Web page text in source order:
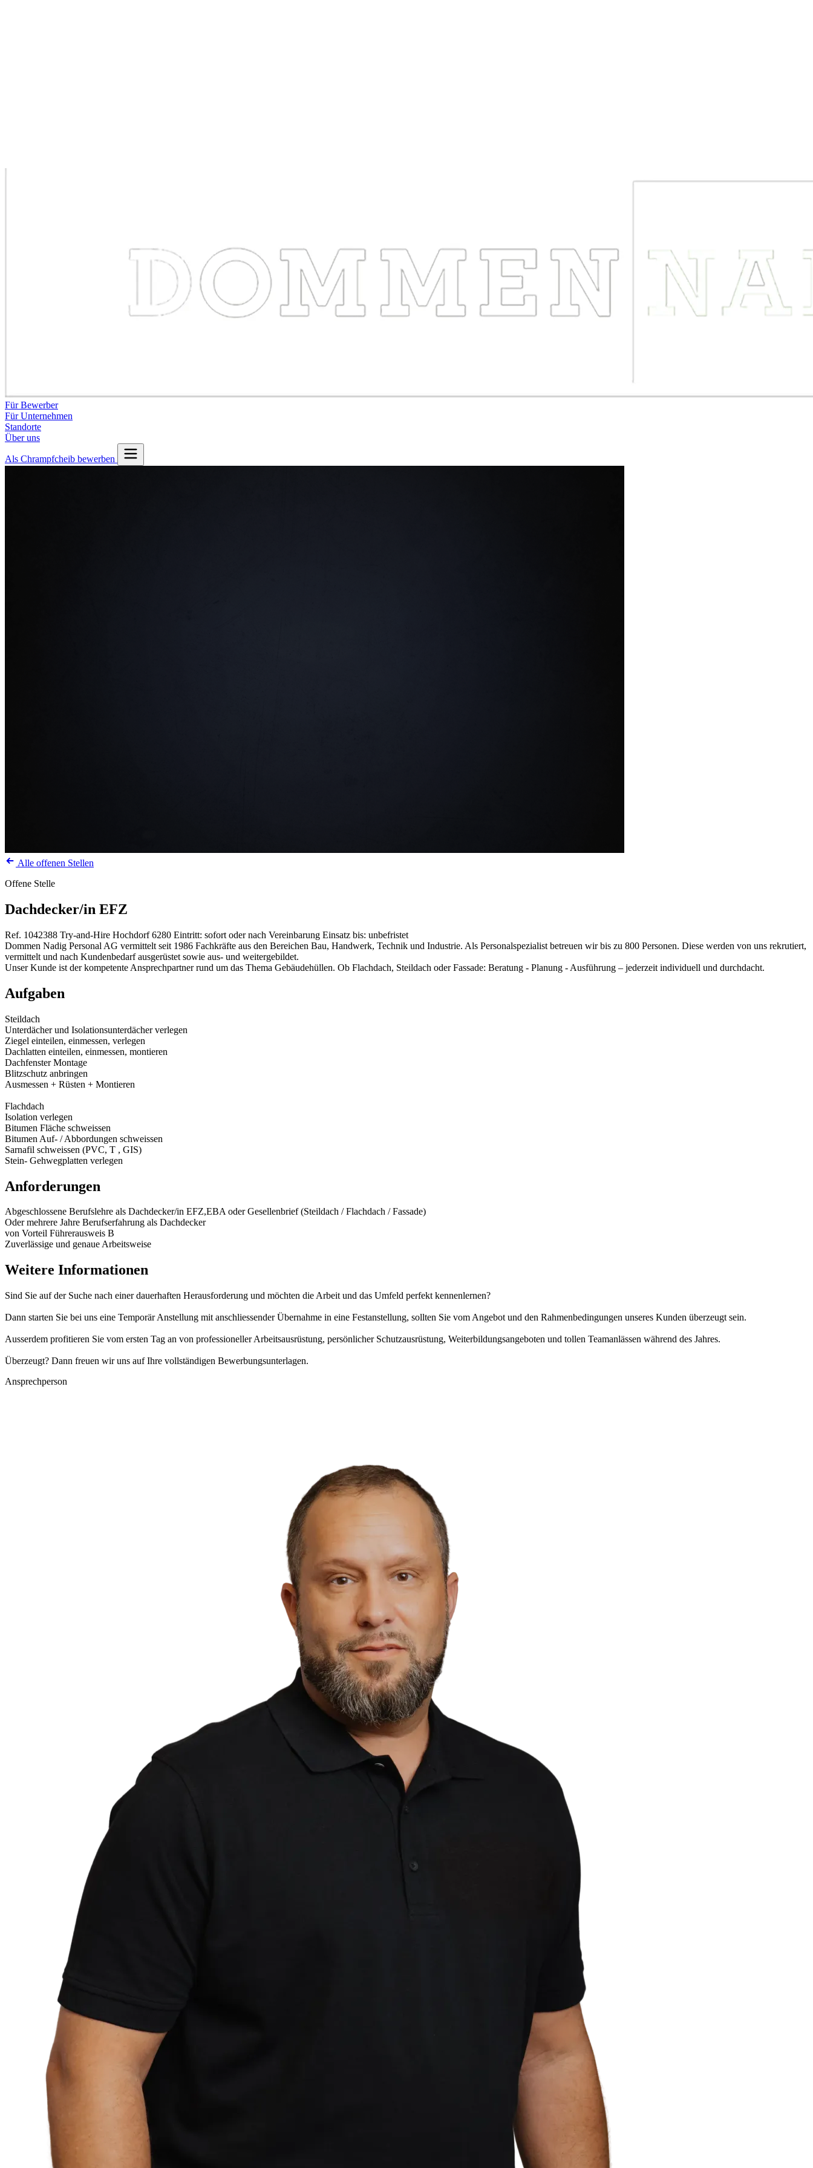
Für Bewerber
Für Unternehmen
Standorte
Über uns
Als Chrampfcheib bewerben
Alle offenen Stellen
Offene Stelle
Dachdecker/in EFZ
Ref. 1042388 Try-and-Hire Hochdorf 6280 Eintritt: sofort oder nach Vereinbarung Einsatz bis: unbefristet
Dommen Nadig Personal AG vermittelt seit 1986 Fachkräfte aus den Bereichen Bau, Handwerk, Technik und Industrie. Als Personalspezialist betreuen wir bis zu 800 Personen. Diese werden von uns rekrutiert,
vermittelt und nach Kundenbedarf ausgerüstet sowie aus- und weitergebildet.
Unser Kunde ist der kompetente Ansprechpartner rund um das Thema Gebäudehüllen. Ob Flachdach, Steildach oder Fassade: Beratung - Planung - Ausführung – jederzeit individuell und durchdacht.
Aufgaben
Steildach
Unterdächer und Isolationsunterdächer verlegen
Ziegel einteilen, einmessen, verlegen
Dachlatten einteilen, einmessen, montieren
Dachfenster Montage
Blitzschutz anbringen
Ausmessen + Rüsten + Montieren
Flachdach
Isolation verlegen
Bitumen Fläche schweissen
Bitumen Auf- / Abbordungen schweissen
Sarnafil schweissen (PVC, T , GIS)
Stein- Gehwegplatten verlegen
Anforderungen
Abgeschlossene Berufslehre als Dachdecker/in EFZ,EBA oder Gesellenbrief (Steildach / Flachdach / Fassade)
Oder mehrere Jahre Berufserfahrung als Dachdecker
von Vorteil Führerausweis B
Zuverlässige und genaue Arbeitsweise
Weitere Informationen
Sind Sie auf der Suche nach einer dauerhaften Herausforderung und möchten die Arbeit und das Umfeld perfekt kennenlernen?
Dann starten Sie bei uns eine Temporär Anstellung mit anschliessender Übernahme in eine Festanstellung, sollten Sie vom Angebot und den Rahmenbedingungen unseres Kunden überzeugt sein.
Ausserdem profitieren Sie vom ersten Tag an von professioneller Arbeitsausrüstung, persönlicher Schutzausrüstung, Weiterbildungsangeboten und tollen Teamanlässen während des Jahres.
Überzeugt? Dann freuen wir uns auf Ihre vollständigen Bewerbungsunterlagen.
Ansprechperson